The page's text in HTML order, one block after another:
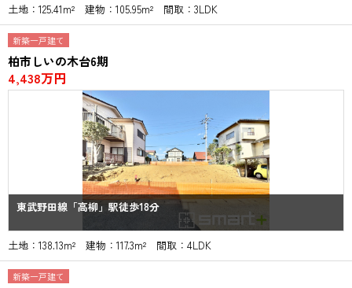
土地：125.41m² 建物：105.95m² 間取：3LDK
新築一戸建て
柏市しいの木台6期
4,438万円
東武野田線「高柳」駅徒歩18分
土地：138.13m² 建物：117.3m² 間取：4LDK
新築一戸建て